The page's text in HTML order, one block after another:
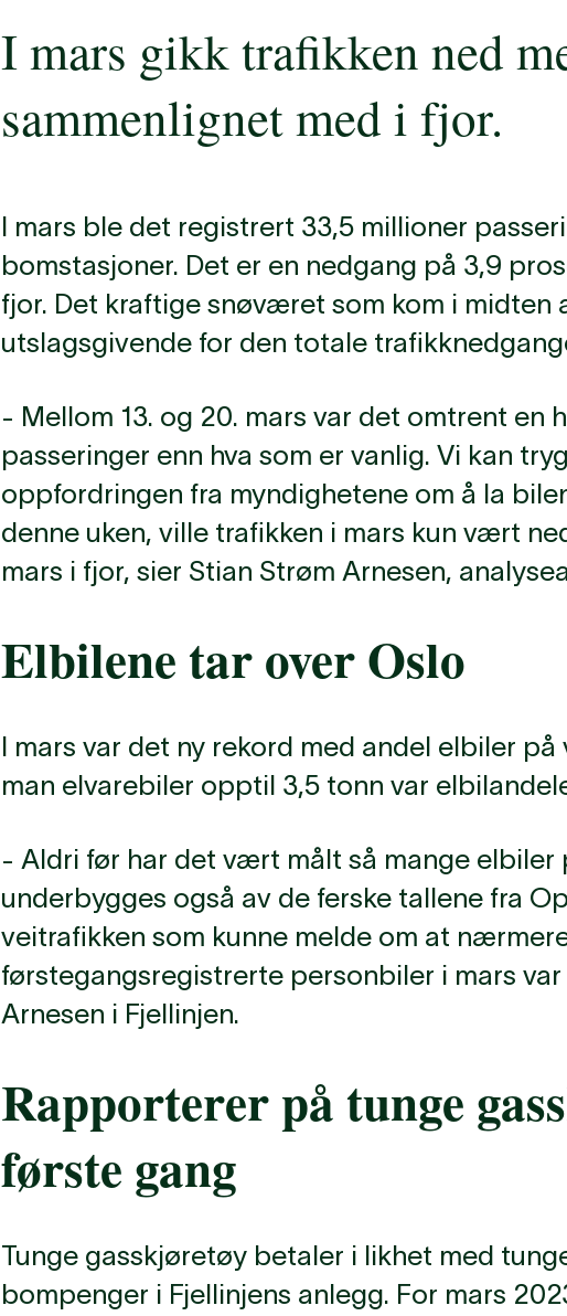
I mars gikk trafikken ned
sammenlignet med i fjor.
I mars ble det registrert 33,5 millioner
bomstasjoner. Det er en nedgang på 3,9
fjor. Det kraftige snøværet som kom i midten
utslagsgivende for den totale
- Mellom 13. og 20. mars var det omtrent en
passeringer enn hva som er vanlig. Vi kan
oppfordringen fra myndighetene om å la
denne uken, ville trafikken i mars kun vært
mars i fjor, sier Stian Strøm Arnesen,
Elbilene tar over Oslo
I mars var det ny rekord med andel elbiler på
man elvarebiler opptil 3,5 tonn var
- Aldri før har det vært målt så mange elbiler
underbygges også av de ferske tallene fra
veitrafikken som kunne melde om at
førstegangsregistrerte personbiler i mars
Arnesen i Fjellinjen.
Rapporterer på tunge
første gang
Tunge gasskjøretøy betaler i likhet med
bompenger i Fjellinjens anlegg. For mars